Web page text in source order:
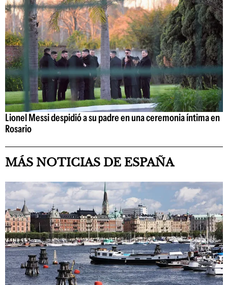
Lionel Messi despidió a su padre en una ceremonia íntima en
Rosario
MÁS NOTICIAS DE ESPAÑA